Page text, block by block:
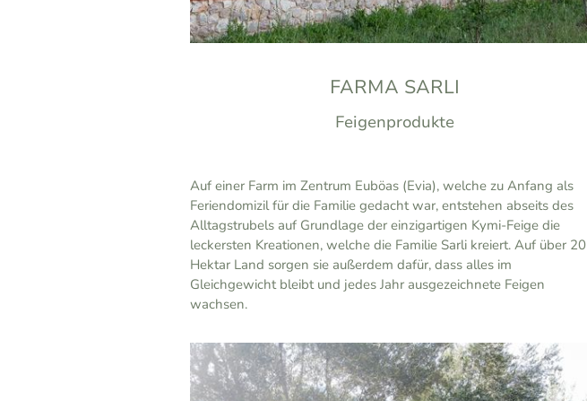
FARMA SARLI
Feigenprodukte
Auf einer Farm im Zentrum Euböas (Evia), welche zu Anfang als
Feriendomizil für die Familie gedacht war, entstehen abseits des
Alltagstrubels auf Grundlage der einzigartigen Kymi-Feige die
leckersten Kreationen, welche die Familie Sarli kreiert. Auf über 20
Hektar Land sorgen sie außerdem dafür, dass alles im
Gleichgewicht bleibt und jedes Jahr ausgezeichnete Feigen
wachsen.